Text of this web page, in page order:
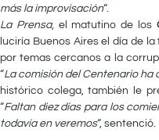
más la improvisación“.
La Prensa, el matutino de los
luciría Buenos Aires el día de
por temas cercanos a la
“La comisión del Centenario ha
histórico colega, también le
“Faltan diez días para los
todavía en veremos“, sentenció.